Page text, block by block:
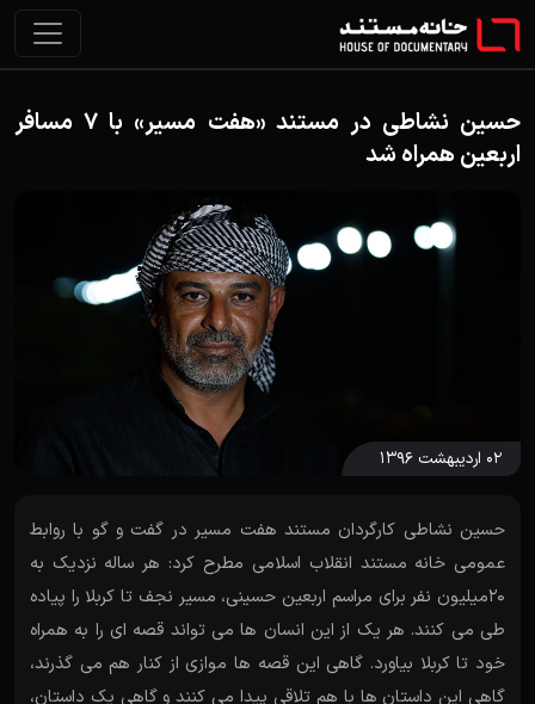
حسین نشاطی در مستند «هفت مسیر» با 7 مسافر
اربعین همراه شد
۰۲ اردیبهشت ۱۳۹۶
حسین نشاطی کارگردان مستند هفت مسیر در گفت و گو با روابط
عمومی خانه مستند انقلاب اسلامی مطرح کرد: هر ساله نزدیک به
20میلیون نفر برای مراسم اربعین حسینی، مسیر نجف تا کربلا را پیاده
طی می کنند. هر یک از این انسان ها می تواند قصه ای را به همراه
خود تا کربلا بیاورد. گاهی این قصه ها موازی از کنار هم می گذرند،
گاهی این داستان ها با هم تلاقی پیدا می کنند و گاهی یک داستان،